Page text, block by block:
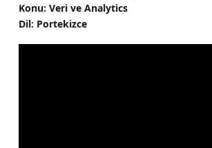
Konu: Veri ve Analytics
Dil: Portekizce